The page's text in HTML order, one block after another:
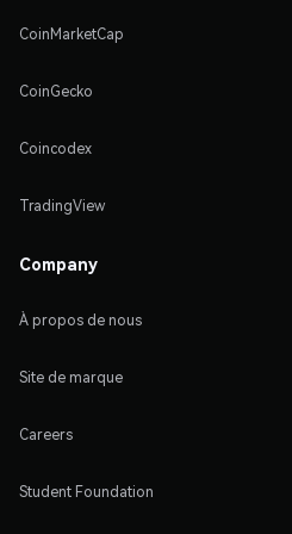
CoinMarketCap
CoinGecko
Coincodex
TradingView
Company
À propos de nous
Site de marque
Careers
Student Foundation